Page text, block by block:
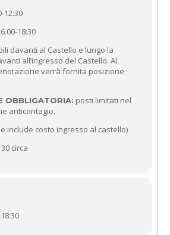
12:30
18:30
davanti al Castello e lungo la
all’ingresso del Castello. Al
verrà fornita posizione
OBBLIGATORIA: posti limitati nel
anticontagio.
include costo ingresso al castello)
circa